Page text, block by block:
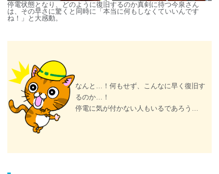
停電状態となり、どのように復旧するのか真剣に待つ今泉さん
は、その早さに驚くと同時に「本当に何もしなくていいんです
ね！」と大感動。
なんと…！何もせず、こんなに早く復旧す
るのか…！
停電に気が付かない人もいるであろう…